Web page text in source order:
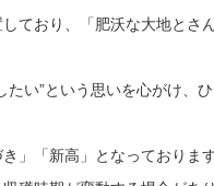
ており、「肥沃な大地とさ
い”という思いを心がけ、
」「新高」となっております